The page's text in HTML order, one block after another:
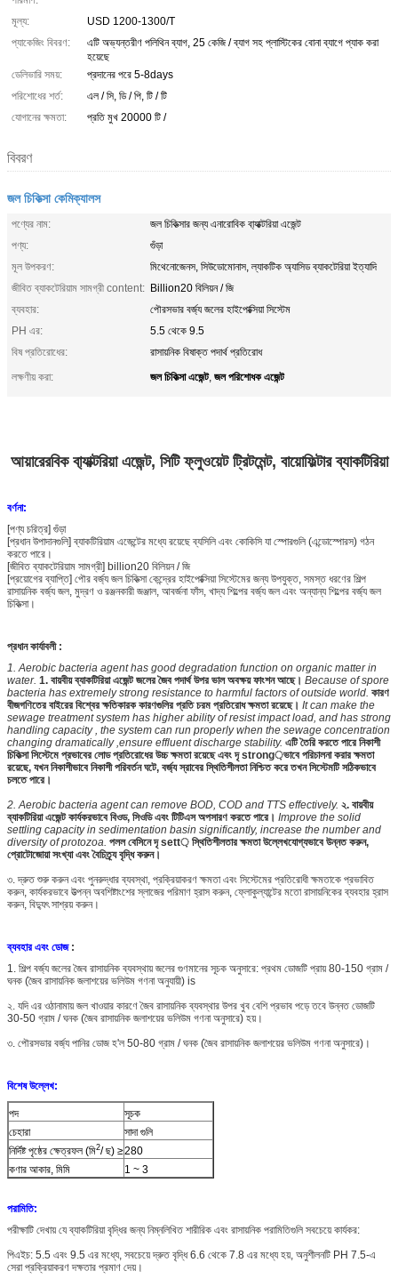
মূল্য:
USD 1200-1300/T
প্যাকেজিং বিবরণ:
এটি অভ্যন্তরীণ পলিথিন ব্যাগ, 25 কেজি / ব্যাগ সহ প্লাস্টিকের বোনা ব্যাগে প্যাক করা
হয়েছে
ডেলিভারি সময়:
প্রদানের পরে 5-8days
পরিশোধের শর্ত:
এল / সি, ডি / পি, টি / টি
যোগানের ক্ষমতা:
প্রতি মুখ 20000 টি /
বিবরণ
জল চিকিত্সা কেমিক্যালস
পণ্যের নাম:
জল চিকিত্সার জন্য এনারোবিক বা্যাক্টরিয়া এজেন্ট
পণ্য:
গুঁড়া
মূল উপকরণ:
মিথেনোজেনস, সিউডোমোনাস, ল্যাকটিক অ্যাসিড ব্যাকটেরিয়া ইত্যাদি
জীবিত ব্যাকটেরিয়াম সামগ্রী content: Billion20 বিলিয়ন / জি
ব্যবহার:
পৌরসভার বর্জ্য জলের হাইপোক্সিয়া সিস্টেম
PH এর:
5.5 থেকে 9.5
বিষ প্রতিরোধের:
রাসায়নিক বিষাক্ত পদার্থ প্রতিরোধ
লক্ষণীয় করা:
জল চিকিত্সা এজেন্ট, জল পরিশোধক এজেন্ট
আয়ারেরবিক বা্যাক্টরিয়া এজেন্ট, সিটি ফ্লুওয়েট ট্রিটমেন্ট, বায়োফিল্টার ব্যাকটিরিয়া
বর্ণনা:
[পণ্য চরিত্র] গুঁড়া
[প্রধান উপাদানগুলি] ব্যাকটিরিয়াম এজেন্টের মধ্যে রয়েছে ব্যসিলি এবং কোকিসি যা স্পোরগুলি (এন্ডোস্পোরস) গঠন
করতে পারে।
[জীবিত ব্যাকটেরিয়াম সামগ্রী] billion20 বিলিয়ন / জি
[প্রয়োগের ব্যাপ্তি] পৌর বর্জ্য জল চিকিত্সা কেন্দ্রের হাইপোক্সিয়া সিস্টেমের জন্য উপযুক্ত, সমস্ত ধরণের শিল্প
রাসায়নিক বর্জ্য জল, মুদ্রণ ও রঞ্জনকারী জঞ্জাল, আবর্জনা ফাঁস, খাদ্য শিল্পের বর্জ্য জল এবং অন্যান্য শিল্পের বর্জ্য জল
চিকিত্সা।
প্রধান কার্যাবলী :
1. Aerobic bacteria agent has good degradation function on organic matter in
water. 1. বায়বীয় ব্যাকটিরিয়া এজেন্ট জলের জৈব পদার্থ উপর ভাল অবক্ষয় ফাংশন আছে। Because of spore
bacteria has extremely strong resistance to harmful factors of outside world. কারণ
বীজগণিতের বাইরের বিশ্বের ক্ষতিকারক কারণগুলির প্রতি চরম প্রতিরোধ ক্ষমতা রয়েছে। It can make the
sewage treatment system has higher ability of resist impact load, and has strong
handling capacity , the system can run properly when the sewage concentration
changing dramatically ,ensure effluent discharge stability. এটি তৈরি করতে পারে নিকাশী
চিকিত্সা সিস্টেমে প্রভাবের লোড প্রতিরোধের উচ্চ ক্ষমতা রয়েছে এবং দৃ strong়ভাবে পরিচালনা করার ক্ষমতা
রয়েছে, যখন নিকাশীভাবে নিকাশী পরিবর্তন ঘটে, বর্জ্য স্রাবের স্থিতিশীলতা নিশ্চিত করে তখন সিস্টেমটি সঠিকভাবে
চলতে পারে।
2. Aerobic bacteria agent can remove BOD, COD and TTS effectively. ২. বায়বীয়
ব্যাকটিরিয়া এজেন্ট কার্যকরভাবে বিওড, সিওডি এবং টিটিএস অপসারণ করতে পারে। Improve the solid
settling capacity in sedimentation basin significantly, increase the number and
diversity of protozoa. পলল বেসিনে দৃ sett় স্থিতিশীলতার ক্ষমতা উল্লেখযোগ্যভাবে উন্নত করুন,
প্রোটোজোয়া সংখ্যা এবং বৈচিত্র্য বৃদ্ধি করুন।
৩. দ্রুত শুরু করুন এবং পুনরুদ্ধার ব্যবস্থা, প্রক্রিয়াকরণ ক্ষমতা এবং সিস্টেমের প্রতিরোধী ক্ষমতাকে প্রভাবিত
করুন, কার্যকরভাবে উত্পন্ন অবশিষ্টাংশের স্লাজের পরিমাণ হ্রাস করুন, ফ্লোকুল্যান্টের মতো রাসায়নিকের ব্যবহার হ্রাস
করুন, বিদ্যুৎ সাশ্রয় করুন।
ব্যবহার এবং ডোজ:
1. শিল্প বর্জ্য জলের জৈব রাসায়নিক ব্যবস্থায় জলের গুণমানের সূচক অনুসারে: প্রথম ডোজটি প্রায় 80-150 গ্রাম /
ঘনক (জৈব রাসায়নিক জলাশয়ের ভলিউম গণনা অনুযায়ী) is
২. যদি এর ওঠানামায় জল খাওয়ার কারণে জৈব রাসায়নিক ব্যবস্থার উপর খুব বেশি প্রভাব পড়ে তবে উন্নত ডোজটি
30-50 গ্রাম / ঘনক (জৈব রাসায়নিক জলাশয়ের ভলিউম গণনা অনুসারে) হয়।
৩. পৌরসভার বর্জ্য পানির ডোজ হ'ল 50-80 গ্রাম / ঘনক (জৈব রাসায়নিক জলাশয়ের ভলিউম গণনা অনুসারে)।
বিশেষ উল্লেখ:
পদ
সূচক
চেহারা
সাদা গুলি
নির্দিষ্ট পৃষ্ঠের ক্ষেত্রফল (মি2/ ছ) ≥280
কণার আকার, মিমি
1 ~ 3
পরামিতি:
পরীক্ষাটি দেখায় যে ব্যাকটিরিয়া বৃদ্ধির জন্য নিম্নলিখিত শারীরিক এবং রাসায়নিক পরামিতিগুলি সবচেয়ে কার্যকর:
পিএইচ: 5.5 এবং 9.5 এর মধ্যে, সবচেয়ে দ্রুত বৃদ্ধি 6.6 থেকে 7.8 এর মধ্যে হয়, অনুশীলনটি PH 7.5-এ
সেরা প্রক্রিয়াকরণ দক্ষতার প্রমাণ দেয়।